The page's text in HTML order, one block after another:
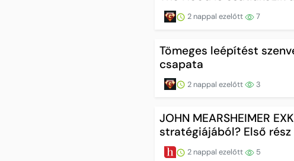
2 nappal ezelőtt 7
Tömeges leépítést
csapata
2 nappal ezelőtt 3
JOHN MEARSHEIMER
stratégiájából? Első rész
2 nappal ezelőtt 5